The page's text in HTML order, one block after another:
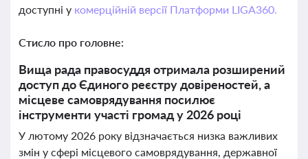
доступні у комерційній версії Платформи LIGA360.
Стисло про головне:
Вища рада правосуддя отримала розширений
доступ до Єдиного реєстру довіреностей, а
місцеве самоврядування посилює
інструменти участі громад у 2026 році
У лютому 2026 року відзначається низка важливих
змін у сфері місцевого самоврядування, державної